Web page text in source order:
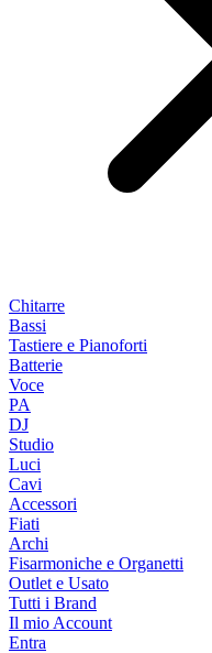
Chitarre
Bassi
Tastiere e Pianoforti
Batterie
Voce
PA
DJ
Studio
Luci
Cavi
Accessori
Fiati
Archi
Fisarmoniche e Organetti
Outlet e Usato
Tutti i Brand
Il mio Account
Entra